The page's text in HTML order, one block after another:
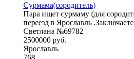
Сурмама(сородитель)
Пара ищет сурмаму (для
переезд в Ярославль
Светлана №69782
2500000 руб.
Ярославль
768